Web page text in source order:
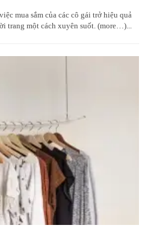
mua sắm của các cô gái trở hiệu quả
trang một cách xuyên suốt. (more…)...